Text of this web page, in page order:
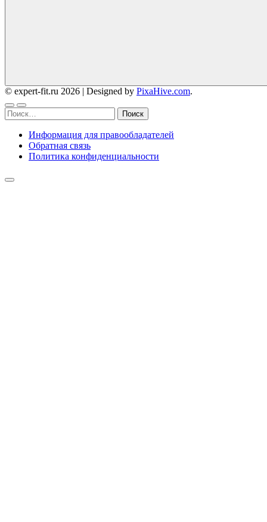
© expert-fit.ru 2026 | Designed by PixaHive.com.
Найти:
Информация для правообладателей
Обратная связь
Политика конфиденциальности